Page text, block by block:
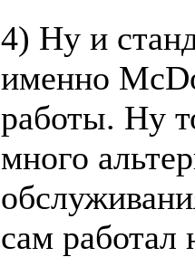
4) Ну и
именно
работы. Ну
много
сам работал